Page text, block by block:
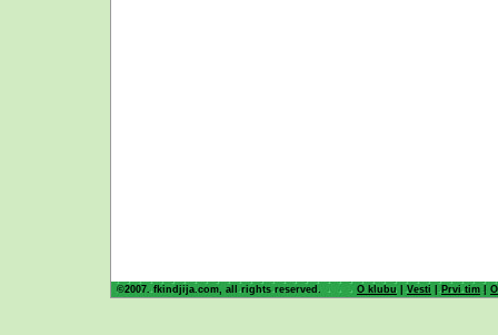
©2007. fkindjija.com, all rights reserved. O klubu |Vesti | Prvi tim |